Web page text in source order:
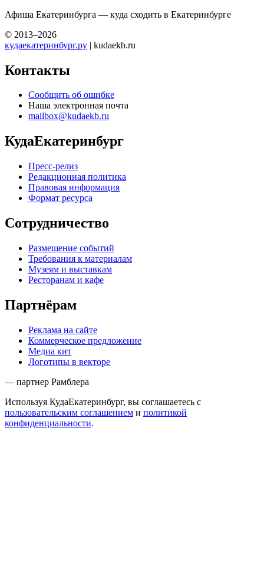
Афиша Екатеринбурга — куда сходить в Екатеринбурге
© 2013–2026
кудаекатеринбург.ру | kudaekb.ru
Контакты
Сообщить об ошибке
Наша электронная почта
mailbox@kudaekb.ru
КудаЕкатеринбург
Пресс-релиз
Редакционная политика
Правовая информация
Формат ресурса
Сотрудничество
Размещение событий
Требования к материалам
Музеям и выставкам
Ресторанам и кафе
Партнёрам
Реклама на сайте
Коммерческое предложение
Медиа кит
Логотипы в векторе
— партнер Рамблера
Используя КудаЕкатеринбург, вы соглашаетесь с
пользовательским соглашением и политикой
конфиденциальности.